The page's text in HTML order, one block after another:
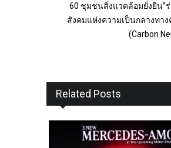
60 ชุมชนสิ่งแวดล้อมยั่งยืน”
สังคมแห่งความเป็นกลางทา
(Carbon
Related Posts